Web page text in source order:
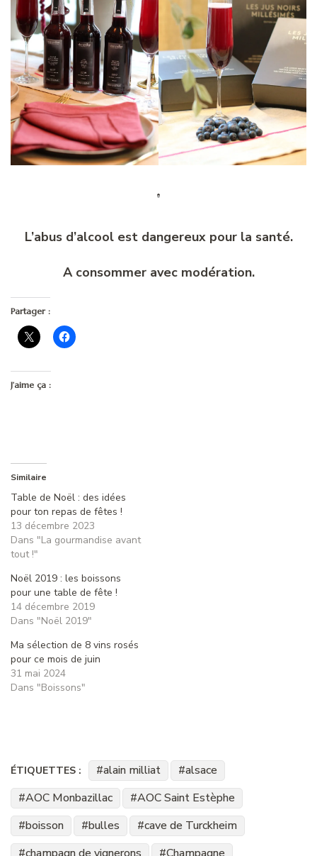
L’abus d’alcool est dangereux pour la santé.
A consommer avec modération.
Partager :
J’aime ça :
Similaire
Table de Noël : des idées
pour ton repas de fêtes !
13 décembre 2023
Dans "La gourmandise avant
tout !"
Noël 2019 : les boissons
pour une table de fête !
14 décembre 2019
Dans "Noël 2019"
Ma sélection de 8 vins rosés
pour ce mois de juin
31 mai 2024
Dans "Boissons"
ÉTIQUETTES : alain milliat
alsace
AOC Monbazillac
AOC Saint Estèphe
boisson
bulles
cave de Turckheim